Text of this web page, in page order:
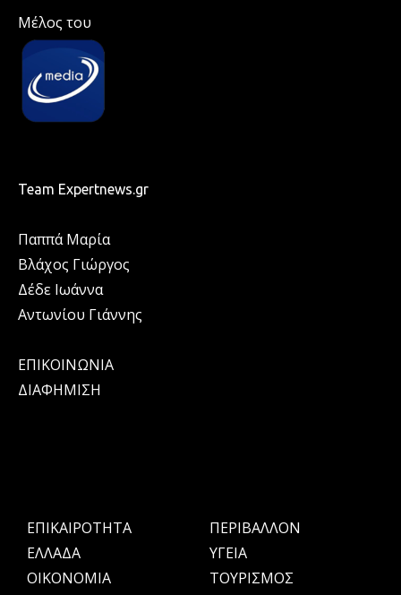
Μέλος του
Team Expertnews.gr
Παππά Μαρία
Βλάχος Γιώργος
Δέδε Ιωάννα
Αντωνίου Γιάννης
ΕΠΙΚΟΙΝΩΝΙΑ
ΔΙΑΦΗΜΙΣΗ
ΕΠΙΚΑΙΡΟΤΗΤΑ
ΕΛΛΑΔΑ
OIKONOMIA
ΠΕΡΙΒΑΛΛΟΝ
ΥΓΕΙΑ
ΤΟΥΡΙΣΜΟΣ